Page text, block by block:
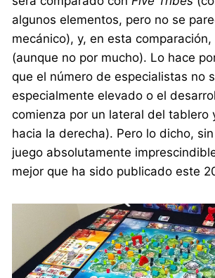
algunos elementos, pero no se
mecánico), y, en esta
(aunque no por mucho). Lo hace
que el número de especialistas no
especialmente elevado o el
comienza por un lateral del tablero
hacia la derecha). Pero lo dicho,
juego absolutamente
mejor que ha sido publicado este